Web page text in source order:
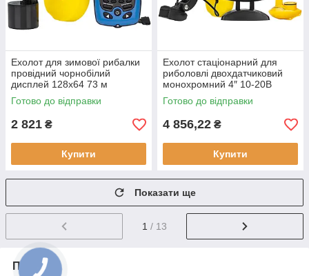
Ехолот для зимової рибалки
провідний чорнобілий
дисплей 128x64 73 м
Phiradar FD86A
водонепроникний корпус
IPX4
Готово до відправки
2 821 ₴
Купити
Ехолот стаціонарний для
риболовлі двохдатчиковий
монохромний 4″ 10-20В
Lucky FF 918S-180W білий 2
промені
Готово до відправки
4 856,22 ₴
Купити
Показати ще
1 / 13
Про нас